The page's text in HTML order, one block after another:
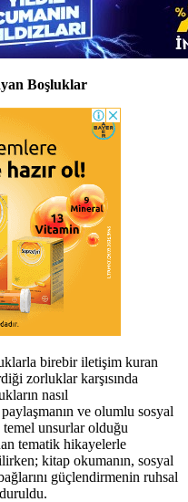
Boşluklar
birebir iletişim kuran
zorluklar karşısında
nasıl
ve olumlu sosyal
unsurlar olduğu
tematik hikayelerle
kitap okumanın, sosyal
güçlendirmenin ruhsal